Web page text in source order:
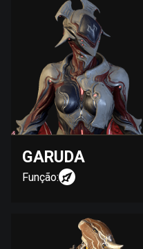
GARUDA
Função: